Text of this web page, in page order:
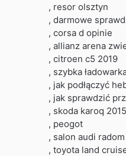
, resor olsztyn
, darmowe
, corsa d opinie
, allianz arena
, citroen c5 2019
, szybka
, jak podłączyć
, jak sprawdzić
, skoda karoq 2015
, peogot
, salon audi radom
, toyota land